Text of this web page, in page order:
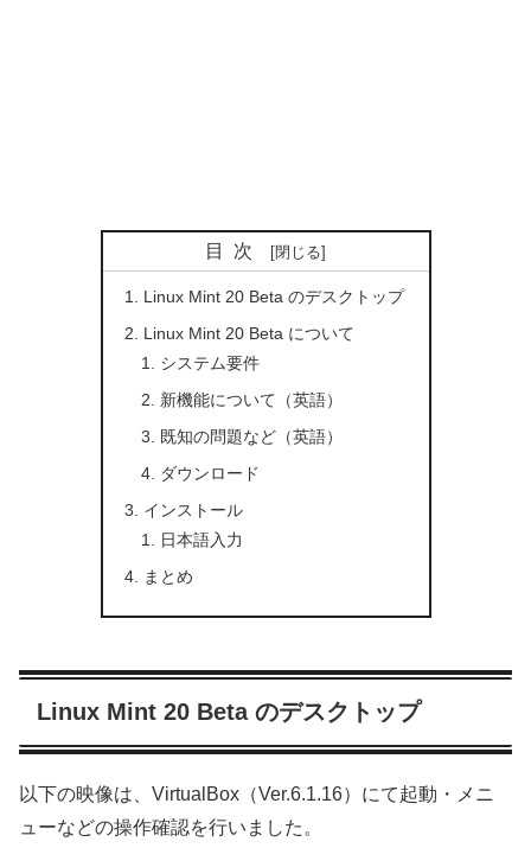
目次
Linux Mint 20 Beta のデスクトップ
Linux Mint 20 Beta について
システム要件
新機能について（英語）
既知の問題など（英語）
ダウンロード
インストール
日本語入力
まとめ
Linux Mint 20 Beta のデスクトップ
以下の映像は、VirtualBox（Ver.6.1.16）にて起動・メニ
ューなどの操作確認を行いました。